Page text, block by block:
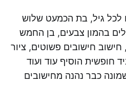
לכל גיל, בת הכמעט שלוש
בהמון צבעים, בן החמש
חישובים פשוטים, ציור
חופשית הוסיף עוד ועוד
כבר נהנה מחישובים